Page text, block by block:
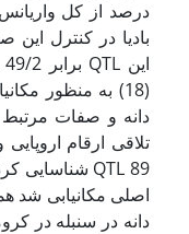
درصد از کل واریانس
(18) به منظور
دانه و صفات
تلاقی ارقام